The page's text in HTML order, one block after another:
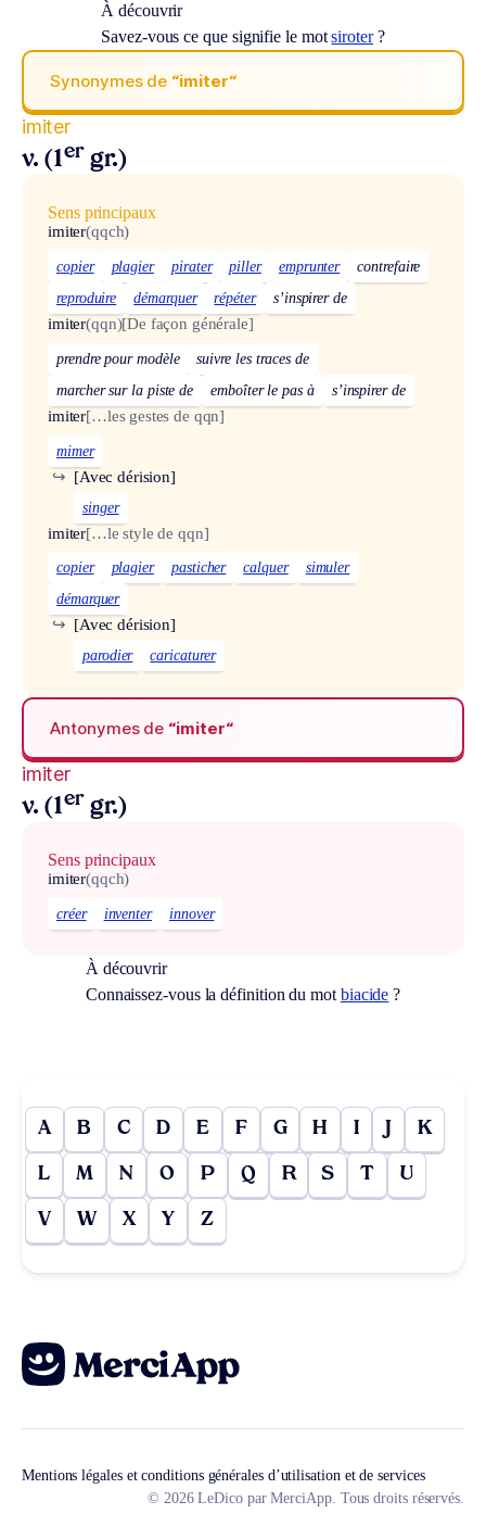
À découvrir
Savez-vous ce que signifie le motsiroter?
Synonymes de “imiter“
imiter
v. (1er gr.)
Sens principaux
imiter(qqch)
copier plagier pirater piller emprunter
contrefaire
reproduire
démarquer répéter s’inspirer de
imiter(qqn)[De façon générale]
prendre pour modèle
suivre les traces de
marcher sur la piste de
emboîter le pas à s’inspirer de
imiter[…les gestes de qqn]
mimer
[Avec dérision]
↪
singer
imiter[…le style de qqn]
copier plagier pasticher calquer
simuler
démarquer
[Avec dérision]
↪
parodier caricaturer
Antonymes de “imiter“
imiter
v. (1er gr.)
Sens principaux
imiter(qqch)
créer inventer innover
À découvrir
Connaissez-vous la définition du mot biacide ?
A B C D E F G H I J K
L M N O P Q R S T U
V W X Y Z
Mentions légales et conditions générales d’utilisation et de services
© 2026 LeDico par MerciApp. Tous droits réservés.